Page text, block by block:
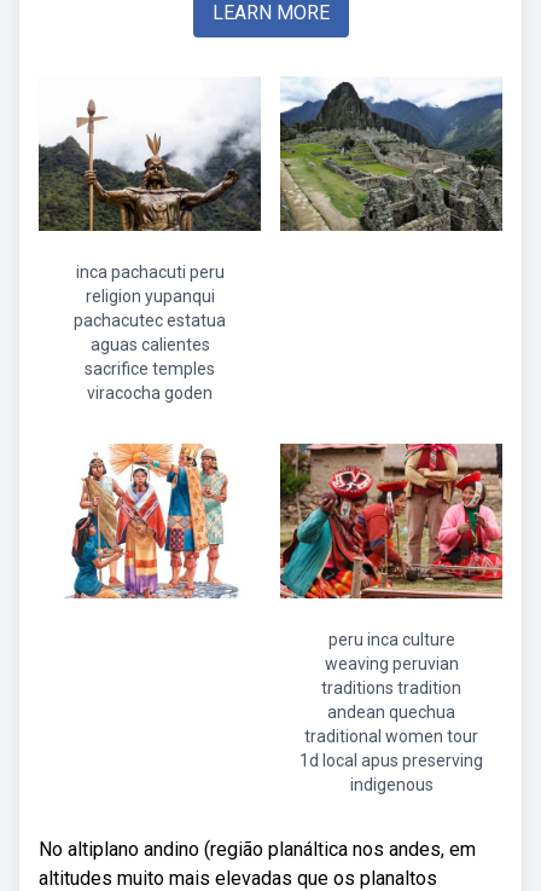
LEARN MORE
inca pachacuti peru
religion yupanqui
pachacutec estatua
aguas calientes
sacrifice temples
viracocha goden
peru inca culture
weaving peruvian
traditions tradition
andean quechua
traditional women tour
1d local apus preserving
indigenous
No altiplano andino (região planáltica nos andes, em
altitudes muito mais elevadas que os planaltos